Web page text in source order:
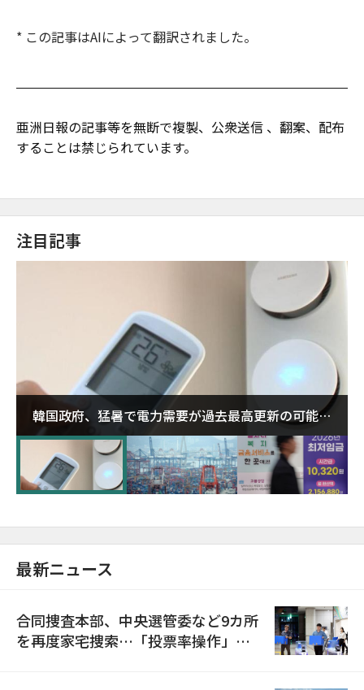
* この記事はAIによって翻訳されました。
亜洲日報の記事等を無断で複製、公衆送信 、翻案、配布
することは禁じられています。
注目記事
韓国政府、猛暑で電力需要が過去最高更新の可能性
に需給対応体制を点検
最新ニュース
合同捜査本部、中央選管委など9カ所
を再度家宅捜索…「投票率操作」の